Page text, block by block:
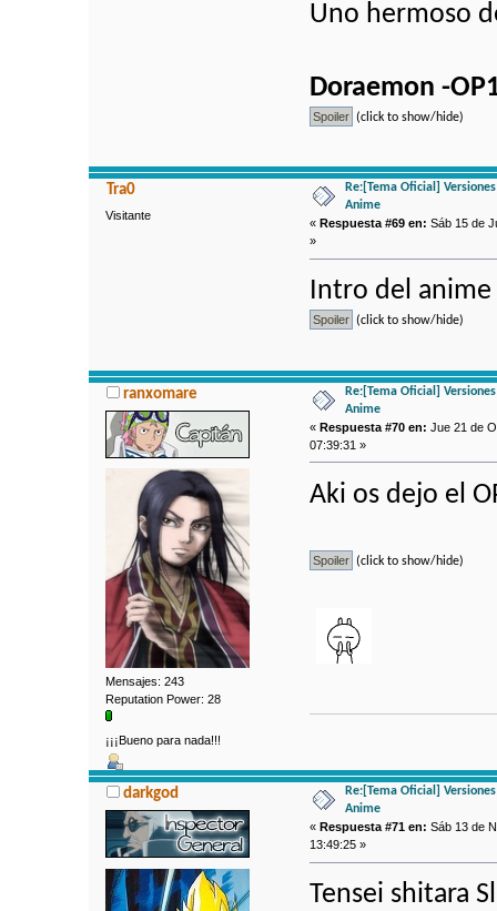
Uno hermoso
Doraemon -
(click to show/hide)
Tra0
Visitante
Re:[Tema Oficial]
Anime
« Respuesta #69 en: Sáb 15 de
»
Intro del anime
(click to show/hide)
ranxomare
Mensajes: 243
Reputation Power: 28
¡¡¡Bueno para nada!!!
Re:[Tema Oficial]
Anime
«Respuesta #70 en: Jue 21 de
07:39:31 »
Aki os dejo el
(click to show/hide)
darkgod
Re:[Tema Oficial]
Anime
« Respuesta #71 en: Sáb 13 de
13:49:25 »
Tensei shitara